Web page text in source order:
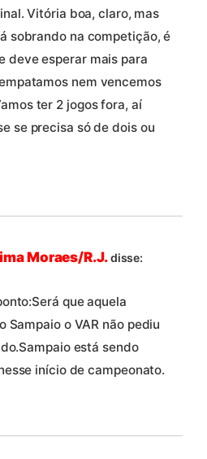
Vitória boa, claro, mas
sobrando na competição, é
deve esperar mais para
nem vencemos
ter 2 jogos fora, aí
se precisa só de dois ou
Moraes/R.J.disse:
que aquela
Sampaio o VAR não pediu
está sendo
início de campeonato.